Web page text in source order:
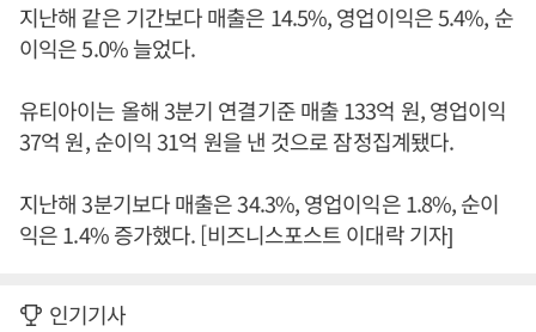
지난해 같은 기간보다 매출은 14.5%, 영업이익은 5.4%, 순
이익은 5.0% 늘었다.
유티아이는 올해 3분기 연결기준 매출 133억 원, 영업이익
37억 원, 순이익 31억 원을 낸 것으로 잠정집계됐다.
지난해 3분기보다 매출은 34.3%, 영업이익은 1.8%, 순이
익은 1.4% 증가했다. [비즈니스포스트 이대락 기자]
인기기사